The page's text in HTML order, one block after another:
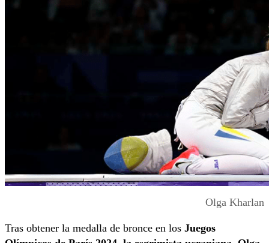
Olga Kharlan
Tras obtener la medalla de bronce en los Juegos